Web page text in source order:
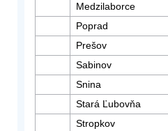
Medzilaborce
Poprad
Prešov
Sabinov
Snina
Stará Ľubovňa
Stropkov